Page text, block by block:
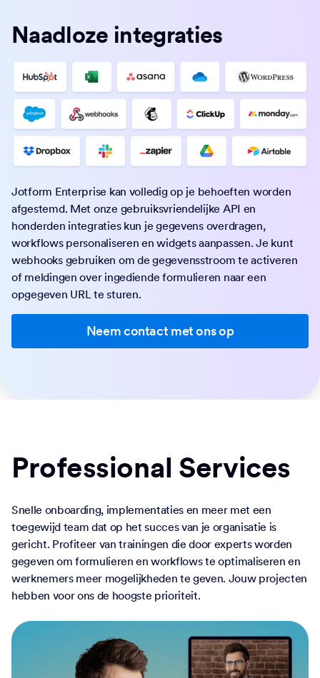
Naadloze integraties
Jotform Enterprise kan volledig op je behoeften worden
afgestemd. Met onze gebruiksvriendelijke API en
honderden integraties kun je gegevens overdragen,
workflows personaliseren en widgets aanpassen. Je kunt
webhooks gebruiken om de gegevensstroom te activeren
of meldingen over ingediende formulieren naar een
opgegeven URL te sturen.
Neem contact met ons op
Professional Services
Snelle onboarding, implementaties en meer met een
toegewijd team dat op het succes van je organisatie is
gericht. Profiteer van trainingen die door experts worden
gegeven om formulieren en workflows te optimaliseren en
werknemers meer mogelijkheden te geven. Jouw projecten
hebben voor ons de hoogste prioriteit.